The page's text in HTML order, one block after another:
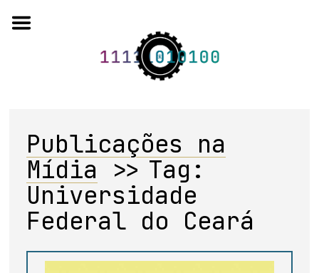
to
o projeto
quem somos
artigos em periódicos
anais de eventos
capítulos de livros
Publicações na
Mídia >> Tag:
Universidade
Federal do Ceará